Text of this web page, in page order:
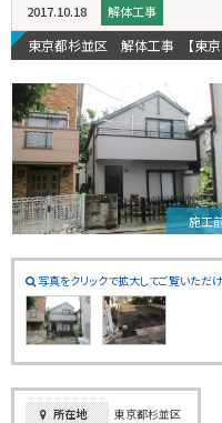
2017.10.18 解体工事
東京都杉並区 解体工事 【東京
施工
写真をクリックで拡大してご覧いただけ
所在地
東京都杉並区